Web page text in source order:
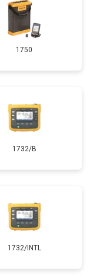
1750
1732/B
1732/INTL